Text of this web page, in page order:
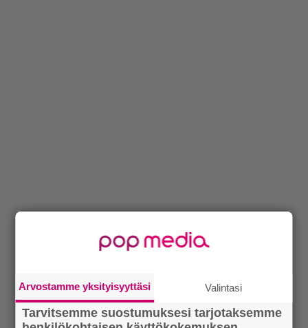
Arvostamme yksityisyyttäsi Valintasi
Tarvitsemme suostumuksesi tarjotaksemme